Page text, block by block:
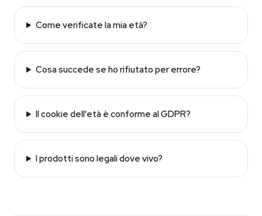
Come verificate la mia età?
Cosa succede se ho rifiutato per errore?
Il cookie dell'età è conforme al GDPR?
I prodotti sono legali dove vivo?